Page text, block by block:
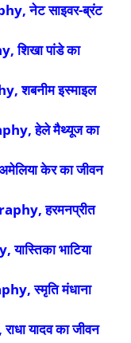
नेट साइवर-ब्रंट
शिखा पांडे का
शबनीम इस्माइल
हेले मैथ्यूज का
केर का जीवन
हरमनप्रीत
यास्तिका भाटिया
स्मृति मंधाना
राधा यादव का जीवन